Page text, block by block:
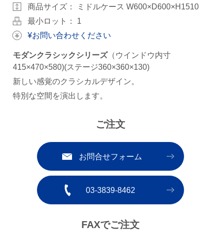
商品サイズ：
ミドルケース W600×D600×H1510
最小ロット： 1
¥お問い合わせください
モダンクラシックシリーズ（ウインドウ内寸
415×470×580)(ステージ360×360×130)
新しい感覚のクラシカルデザイン。
特別な空間を演出します。
ご注文
お問合せフォーム
03-3839-8462
FAXでご注文